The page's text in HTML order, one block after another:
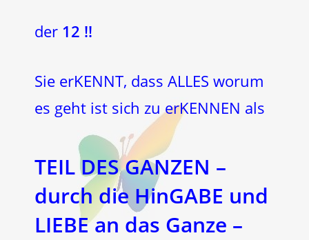
der 12 !!
Sie erKENNT, dass ALLES worum
es geht ist sich zu erKENNEN als
TEIL DES GANZEN –
durch die HinGABE und
LIEBE an das Ganze –